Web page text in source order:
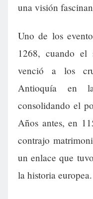
una visión
Uno de los
1268, cuando el
venció a los
Antioquía en
consolidando el
Años antes, en
contrajo
un enlace que
la historia europea.